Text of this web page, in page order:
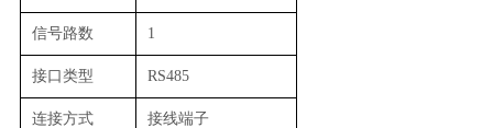
信号路数 1
接口类型 RS485
连接方式 接线端子